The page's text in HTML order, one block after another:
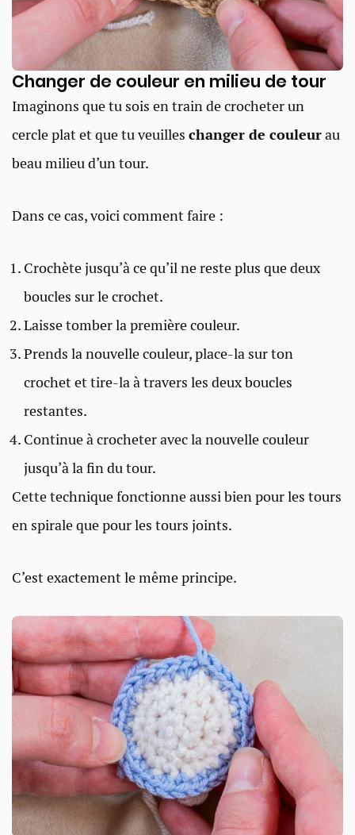
Changer de couleur en milieu de tour
Imaginons que tu sois en train de crocheter un
cercle plat et que tu veuilles changer de couleurau
beau milieu d’un tour.
Dans ce cas, voici comment faire :
Crochète jusqu’à ce qu’il ne reste plus que deux
boucles sur le crochet.
Laisse tomber la première couleur.
Prends la nouvelle couleur, place-la sur ton
crochet et tire-la à travers les deux boucles
restantes.
Continue à crocheter avec la nouvelle couleur
jusqu’à la fin du tour.
Cette technique fonctionne aussi bien pour les tours
en spirale que pour les tours joints.
C’est exactement le même principe.